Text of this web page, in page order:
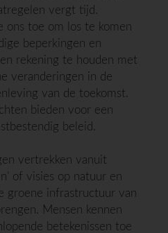
vergt tijd.
ons toe om los te komen
beperkingen en
rekening te houden met
veranderingen in de
van de toekomst.
bieden voor een
beleid.
vertrekken vanuit
of visies op natuur en
groene infrastructuur van
Mensen kennen
betekenissen toe